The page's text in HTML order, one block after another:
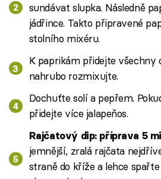
sundávat slupka. Následně
jádřince. Takto připravené
stolního mixéru.
K paprikám přidejte všechny
nahrubo rozmixujte.
Dochuťte solí a pepřem.
přidejte více jalapeňos.
Rajčatový dip: příprava 5
jemnější, zralá rajčata
straně do kříže a lehce